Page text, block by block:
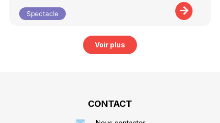
Spectacle
Voir plus
CONTACT